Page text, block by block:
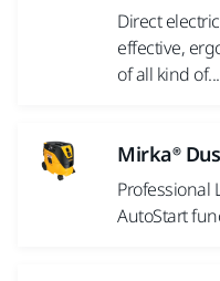
Direct
effective,
of all kind of...
Mirka®
Professional
AutoStart